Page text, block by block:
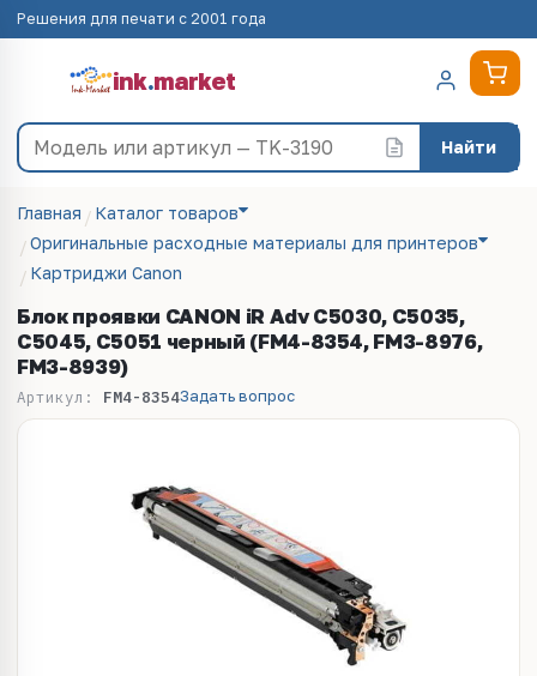
Решения для печати с 2001 года
ink.market
Найти
Главная
Каталог товаров
Оригинальные расходные материалы для принтеров
Картриджи Canon
Блок проявки CANON iR Adv C5030, C5035,
C5045, C5051 черный (FM4-8354, FM3-8976,
FM3-8939)
Артикул: FM4-8354Задать вопрос